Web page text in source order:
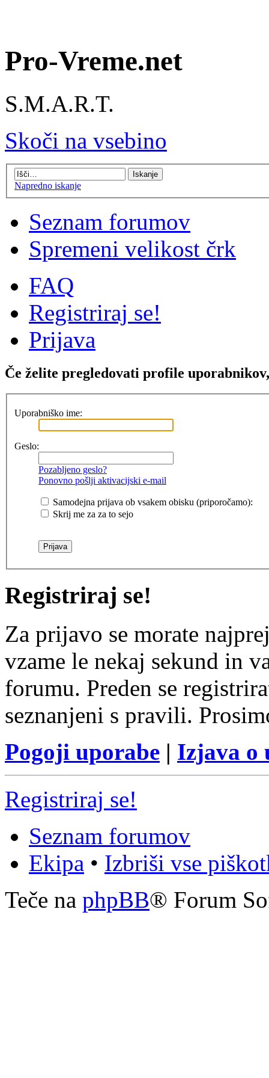
Pro-Vreme.net
S.M.A.R.T.
Skoči na vsebino
Napredno iskanje
Seznam forumov
Spremeni velikost črk
FAQ
Registriraj se!
Prijava
Če želite pregledovati profile
Uporabniško ime:
Geslo:
Pozabljeno geslo?
Ponovno pošlji aktivacijski e-mail
Samodejna prijava ob vsakem obisku (priporočamo):
Skrij me za za to sejo
Registriraj se!
Za prijavo se morate
vzame le nekaj sekund in
forumu. Preden se
seznanjeni s pravili.
Pogoji uporabe | Izjava o
Registriraj se!
Seznam forumov
Ekipa • Izbriši vse
Teče na phpBB® Forum